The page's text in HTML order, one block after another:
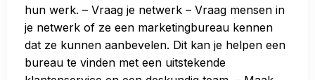
hun werk. – Vraag je netwerk – Vraag mensen in
je netwerk of ze een marketingbureau kennen
dat ze kunnen aanbevelen. Dit kan je helpen een
bureau te vinden met een uitstekende